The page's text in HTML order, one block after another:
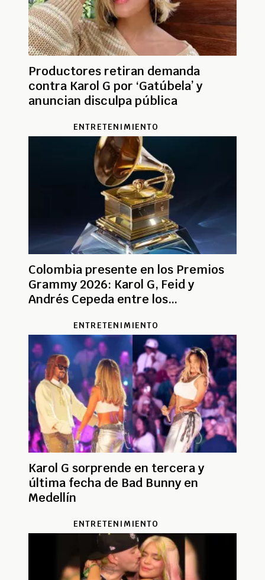
Productores retiran demanda
contra Karol G por ‘Gatúbela’ y
anuncian disculpa pública
ENTRETENIMIENTO
Colombia presente en los Premios
Grammy 2026: Karol G, Feid y
Andrés Cepeda entre los
ENTRETENIMIENTO
Karol G sorprende en tercera y
última fecha de Bad Bunny en
Medellín
ENTRETENIMIENTO